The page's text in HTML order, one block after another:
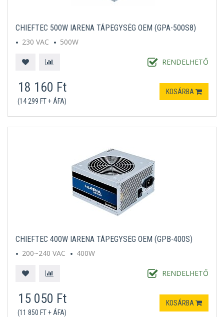
CHIEFTEC 500W IARENA TÁPEGYSÉG OEM (GPA-500S8)
230 VAC
500W
RENDELHETŐ
18 160 Ft
(14 299 FT + ÁFA)
KOSÁRBA
CHIEFTEC 400W IARENA TÁPEGYSÉG OEM (GPB-400S)
200~240 VAC
400W
RENDELHETŐ
15 050 Ft
(11 850 FT + ÁFA)
KOSÁRBA